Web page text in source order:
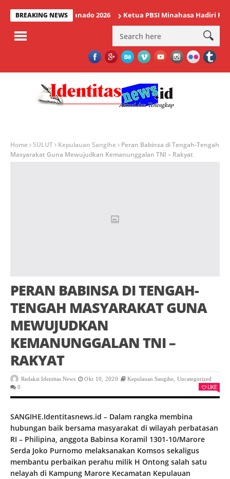
BREAKING NEWS
IAKN Manado 2026 Ketua PBSI Minahasa Hadiri Final
Home SULUT Kepulauan Sangihe
Peran Babinsa di Tengah-Tengah
Masyarakat Guna Mewujudkan Kemanunggalan TNI – Rakyat
PERAN BABINSA DI TENGAH-
TENGAH MASYARAKAT GUNA
MEWUJUDKAN
KEMANUNGGALAN TNI –
RAKYAT
Redaksi Identitas News Okt 10, 2020 Kepulauan Sangihe Uncategorized
0
LIKE
SANGIHE.Identitasnews.id – Dalam rangka membina
hubungan baik bersama masyarakat di wilayah perbatasan
RI – Philipina, anggota Babinsa Koramil 1301-10/Marore
Serda Joko Purnomo melaksanakan Komsos sekaligus
membantu perbaikan perahu milik H Ontong salah satu
nelayah di Kampung Marore Kecamatan Kepulauan